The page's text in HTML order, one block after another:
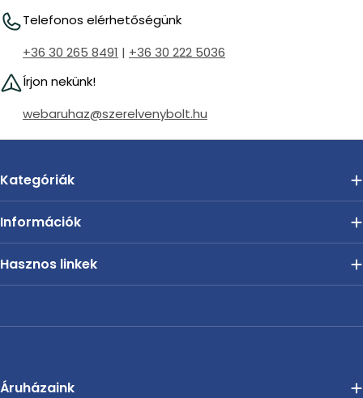
Telefonos elérhetőségünk
+36 30 265 8491 | +36 30 222 5036
Írjon nekünk!
webaruhaz@szerelvenybolt.hu
Kategóriák
Információk
Hasznos linkek
Áruházaink